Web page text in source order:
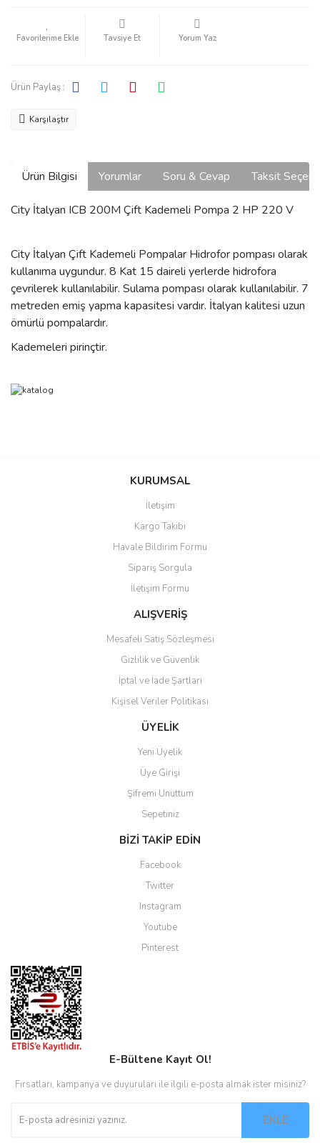
Tavsiye Et Yorum Yaz
Ürün Paylaş :
Karşılaştır
Ürün Bilgisi Yorumlar Soru & Cevap Taksit
City İtalyan ICB 200M Çift Kademeli Pompa 2 HP 220 V
City İtalyan Çift Kademeli Pompalar Hidrofor pompası olarak
kullanıma uygundur. 8 Kat 15 daireli yerlerde hidrofora
çevrilerek kullanılabilir. Sulama pompası olarak kullanılabilir. 7
metreden emiş yapma kapasitesi vardır. İtalyan kalitesi uzun
ömürlü pompalardır.
Kademeleri pirinçtir.
Bu ürüne ilk yorumu siz yapın!
Ürün hakkında henüz soru sorulmamış.
Ürün resmi kalitesiz, bozuk veya görüntülenemiyor.
Ürün açıklamasında eksik bilgiler bulunuyor.
Ürün bilgilerinde hatalar bulunuyor.
Ürün fiyatı diğer sitelerden daha pahalı.
Bu ürüne benzer farklı alternatifler olmalı.
Gönder
KURUMSAL
İletişim
Kargo Takibi
Havale Bildirim Formu
Sipariş Sorgula
İletişim Formu
ALIŞVERİŞ
Mesafeli Satış Sözleşmesi
Gizlilik ve Güvenlik
İptal ve İade Şartları
Kişisel Veriler Politikası
ÜYELİK
Yeni Üyelik
Üye Girişi
Şifremi Unuttum
Sepetiniz
BİZİ TAKİP EDİN
Facebook
Twitter
Instagram
Youtube
Pinterest
E-Bültene Kayıt Ol!
Fırsatları, kampanya ve duyuruları ile ilgili e-posta almak ister misiniz?
EKLE